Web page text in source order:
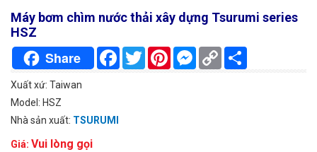
Máy bơm chìm nước thải xây dựng Tsurumi series
HSZ
Share FacebookTwitterPinterestMessenger
Copy
Link
Xuất xứ: Taiwan
Model: HSZ
Nhà sản xuất: TSURUMI
Giá: Vui lòng gọi